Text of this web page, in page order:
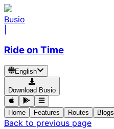
Busio
Ride on Time
English
Download Busio
Home Features Routes Blogs
Back to previous page